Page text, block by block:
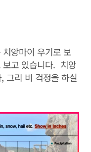
앙마이 우기로 보
고 있습니다. 치앙
그리 비 걱정을 하실